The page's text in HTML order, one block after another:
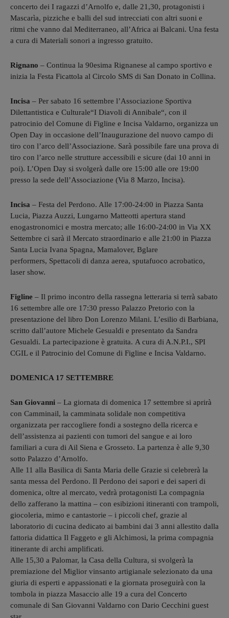
concerto dei I ragazzi d’Arnolfo e, dalle 21,30, protagonisti i
Mascarìa, pizziche e balli del sud intrecciati con altri suoni e
ritmi che vanno dal Mediterraneo, all’Africa ai Balcani. Una festa
a cura di Materiali sonori a ingresso gratuito.
Rignano – Continua la 90esima Rignanese al campo sportivo e
inizia la Festa Ficattola al Circolo SMS di San Donato in Collina.
Incisa – Per sabato 16 settembre l’Associazione Sportiva
Dilettantistica e Culturale“I Diavoli di Annibale“, con il
patrocinio del Comune di Figline e Incisa Valdarno, organizza un
Open Day in occasione dell’Inaugurazione del nuovo campo di
tiro con l’arco dell’Associazione. Sarà possibile fare una prova di
tiro con l’arco nelle strutture accessibili e sicure (dai 10 anni in
poi). L’Open Day si svolgerà dalle ore 15:00 alle ore 19:00
presso la sede dell’Associazione (Via 8 Marzo, Incisa).
Incisa – Festa del Perdono. Alle 17:00-24:00 in Piazza Santa
Lucia, Piazza Auzzi, Lungarno Matteotti apertura stand
enogastronomici e mostra mercato; alle 16:00-24:00 in Via XX
Settembre ci sarà il Mercato straordinario e alle 21:00 in Piazza
Santa Lucia Ivana Spagna, Mamalover, Bglare
performers, Spettacoli di danza aerea, sputafuoco acrobatico,
laser show.
Figline – Il primo incontro della rassegna letteraria si terrà sabato
16 settembre alle ore 17:30 presso Palazzo Pretorio con la
presentazione del libro Don Lorenzo Milani. L’esilio di Barbiana,
scritto dall’autore Michele Gesualdi e presentato da Sandra
Gesualdi. La partecipazione è gratuita. A cura di A.N.P.I., SPI
CGIL e il Patrocinio del Comune di Figline e Incisa Valdarno.
DOMENICA 17 SETTEMBRE
San Giovanni – La giornata di domenica 17 settembre si aprirà
con Camminail, la camminata solidale non competitiva
organizzata per raccogliere fondi a sostegno della ricerca e
dell’assistenza ai pazienti con tumori del sangue e ai loro
familiari a cura di Ail Siena e Grosseto. La partenza è alle 9,30
sotto Palazzo d’Arnolfo.
Alle 11 alla Basilica di Santa Maria delle Grazie si celebrerà la
santa messa del Perdono. Il Perdono dei sapori e dei saperi di
domenica, oltre al mercato, vedrà protagonisti La compagnia
dello zafferano la mattina – con esibizioni itineranti con trampoli,
giocoleria, mimo e cantastorie – i piccoli chef, grazie al
laboratorio di cucina dedicato ai bambini dai 3 anni allestito dalla
fattoria didattica Il Faggeto e gli Alchimosi, la prima compagnia
itinerante di archi amplificati.
Alle 15,30 a Palomar, la Casa della Cultura, si svolgerà la
premiazione del Miglior vinsanto artigianale selezionato da una
giuria di esperti e appassionati e la giornata proseguirà con la
tombola in piazza Masaccio alle 19 a cura del Concerto
comunale di San Giovanni Valdarno con Dario Cecchini guest